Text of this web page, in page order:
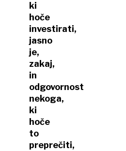
ki
hoče
investirati,
jasno
je,
zakaj,
in
odgovornost
nekoga,
ki
hoče
to
preprečiti,